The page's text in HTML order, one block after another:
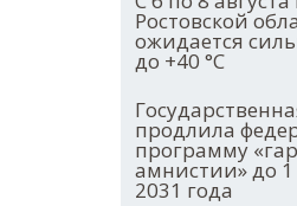
Ростовской
ожидается
до +40 °С
продлила
программу
амнистии» до 1
2031 года